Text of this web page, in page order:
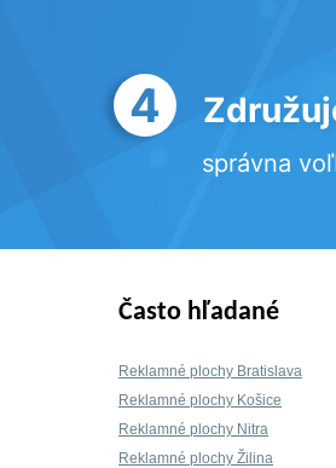
4
správna
Často hľadané
Reklamné plochy Bratislava
Reklamné plochy Košice
Reklamné plochy Nitra
Reklamné plochy Žilina